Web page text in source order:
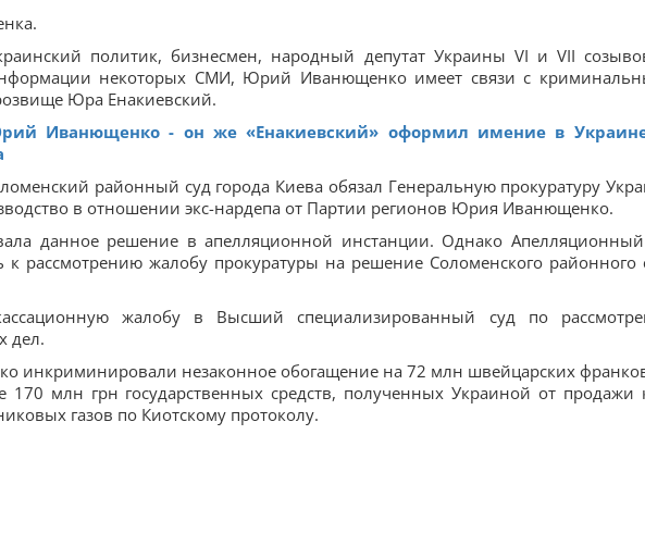
политик, бизнесмен, народный депутат Украины VI и VII
некоторых СМИ, Юрий Иванющенко имеет связи с
Юра Енакиевский.
Иванющенко - он же «Енакиевский» оформил имение в
районный суд города Киева обязал Генеральную прокуратуру
в отношении экс-нардепа от Партии регионов Юрия Иванющенко.
данное решение в апелляционной инстанции. Однако
к рассмотрению жалобу прокуратуры на решение Соломенского районного
жалобу в Высший специализированный суд по
дел.
инкриминировали незаконное обогащение на 72 млн швейцарских
170 млн грн государственных средств, полученных Украиной от продажи
газов по Киотскому протоколу.